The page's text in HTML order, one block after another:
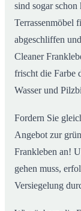
sind sogar
Terrassenmöbel
abgeschliffen
Cleaner
frischt die Farbe
Wasser und
Fordern Sie
Angebot zur
Frankleben an!
gehen muss,
Versiegelung